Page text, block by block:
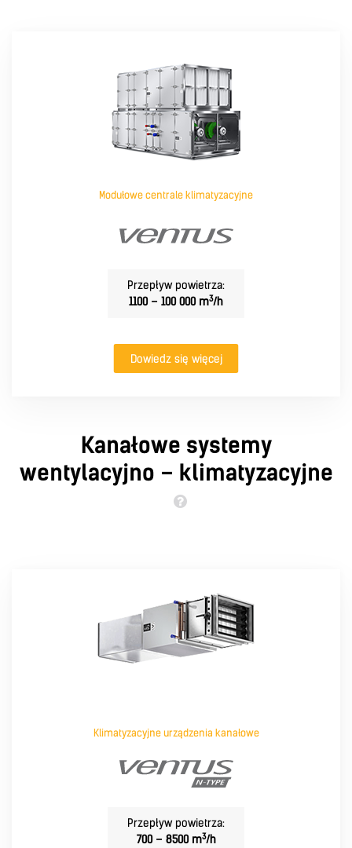
Modułowe centrale klimatyzacyjne
Przepływ powietrza:
1100 – 100 000 m3/h
Dowiedz się więcej
Kanałowe systemy
wentylacyjno – klimatyzacyjne
Klimatyzacyjne urządzenia kanałowe
Przepływ powietrza:
700 – 8500 m3/h